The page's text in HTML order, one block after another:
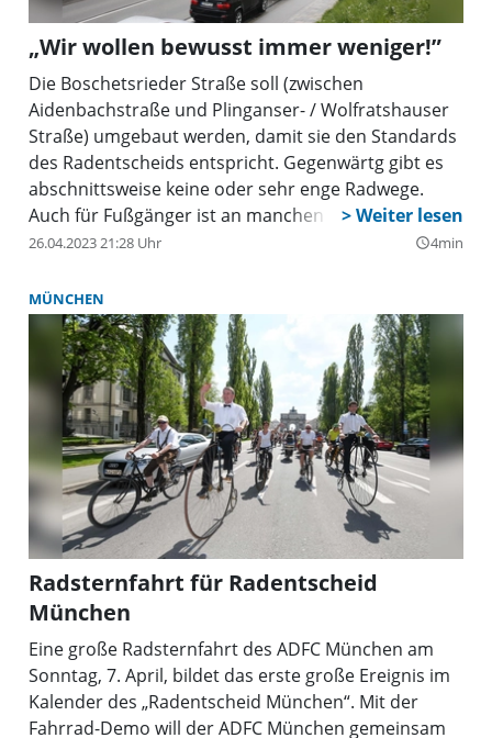
„Wir wollen bewusst immer weniger!”
Die Boschetsrieder Straße soll (zwischen
Aidenbachstraße und Plinganser- / Wolfratshauser
Straße) umgebaut werden, damit sie den Standards
des Radentscheids entspricht. Gegenwärtg gibt es
abschnittsweise keine oder sehr enge Radwege.
Auch für Fußgänger ist an manchen Stellen bislang
kaum vernünftig Platz.
26.04.2023 21:28 Uhr query_builder4min
MÜNCHEN
Radsternfahrt für Radentscheid
München
Eine große Radsternfahrt des ADFC München am
Sonntag, 7. April, bildet das erste große Ereignis im
Kalender des „Radentscheid München“. Mit der
Fahrrad-Demo will der ADFC München gemeinsam